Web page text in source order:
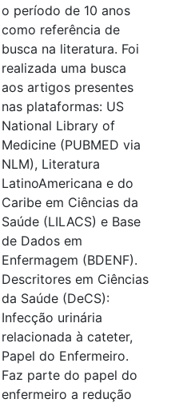
o período de 10 anos
como referência de
busca na literatura. Foi
realizada uma busca
aos artigos presentes
nas plataformas: US
National Library of
Medicine (PUBMED via
NLM), Literatura
LatinoAmericana e do
Caribe em Ciências da
Saúde (LILACS) e Base
de Dados em
Enfermagem (BDENF).
Descritores em Ciências
da Saúde (DeCS):
Infecção urinária
relacionada à cateter,
Papel do Enfermeiro.
Faz parte do papel do
enfermeiro a redução